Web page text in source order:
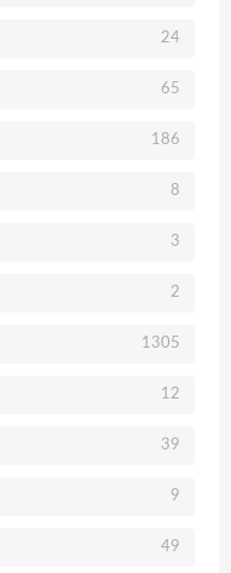
24
65
186
8
3
2
1305
12
39
9
49